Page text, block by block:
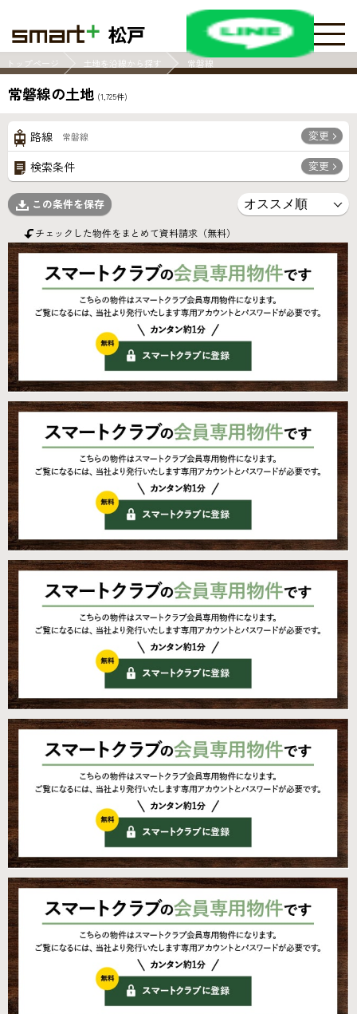
松戸
トップページ 土地を沿線から探す 常磐線
常磐線の土地 (1,725件)
路線 常磐線 変更
検索条件 変更
この条件を保存
チェックした物件をまとめて資料請求（無料）